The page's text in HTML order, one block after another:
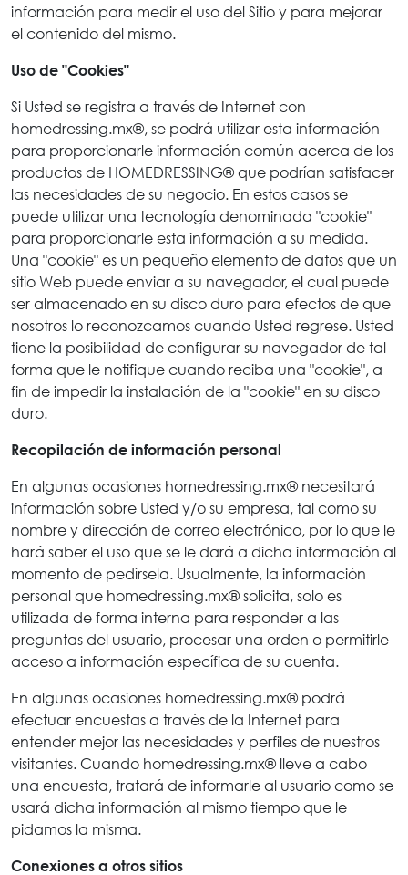
información para medir el uso del Sitio y para mejorar
el contenido del mismo.
Uso de "Cookies"
Si Usted se registra a través de Internet con
homedressing.mx®, se podrá utilizar esta información
para proporcionarle información común acerca de los
productos de HOMEDRESSING® que podrían satisfacer
las necesidades de su negocio. En estos casos se
puede utilizar una tecnología denominada "cookie"
para proporcionarle esta información a su medida.
Una "cookie" es un pequeño elemento de datos que un
sitio Web puede enviar a su navegador, el cual puede
ser almacenado en su disco duro para efectos de que
nosotros lo reconozcamos cuando Usted regrese. Usted
tiene la posibilidad de configurar su navegador de tal
forma que le notifique cuando reciba una "cookie", a
fin de impedir la instalación de la "cookie" en su disco
duro.
Recopilación de información personal
En algunas ocasiones homedressing.mx® necesitará
información sobre Usted y/o su empresa, tal como su
nombre y dirección de correo electrónico, por lo que le
hará saber el uso que se le dará a dicha información al
momento de pedírsela. Usualmente, la información
personal que homedressing.mx® solicita, solo es
utilizada de forma interna para responder a las
preguntas del usuario, procesar una orden o permitirle
acceso a información específica de su cuenta.
En algunas ocasiones homedressing.mx® podrá
efectuar encuestas a través de la Internet para
entender mejor las necesidades y perfiles de nuestros
visitantes. Cuando homedressing.mx® lleve a cabo
una encuesta, tratará de informarle al usuario como se
usará dicha información al mismo tiempo que le
pidamos la misma.
Conexiones a otros sitios